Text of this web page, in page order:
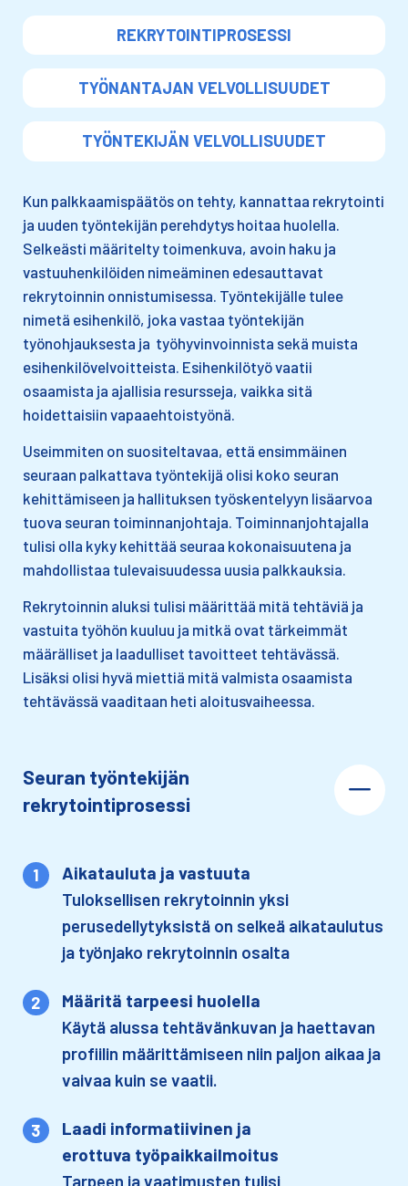
REKRYTOINTIPROSESSI
TYÖNANTAJAN VELVOLLISUUDET
TYÖNTEKIJÄN VELVOLLISUUDET
Kun palkkaamispäätös on tehty, kannattaa rekrytointi
ja uuden työntekijän perehdytys hoitaa huolella.
Selkeästi määritelty toimenkuva, avoin haku ja
vastuuhenkilöiden nimeäminen edesauttavat
rekrytoinnin onnistumisessa. Työntekijälle tulee
nimetä esihenkilö, joka vastaa työntekijän
työnohjauksesta ja työhyvinvoinnista sekä muista
esihenkilövelvoitteista. Esihenkilötyö vaatii
osaamista ja ajallisia resursseja, vaikka sitä
hoidettaisiin vapaaehtoistyönä.
Useimmiten on suositeltavaa, että ensimmäinen
seuraan palkattava työntekijä olisi koko seuran
kehittämiseen ja hallituksen työskentelyyn lisäarvoa
tuova seuran toiminnanjohtaja. Toiminnanjohtajalla
tulisi olla kyky kehittää seuraa kokonaisuutena ja
mahdollistaa tulevaisuudessa uusia palkkauksia.
Rekrytoinnin aluksi tulisi määrittää mitä tehtäviä ja
vastuita työhön kuuluu ja mitkä ovat tärkeimmät
määrälliset ja laadulliset tavoitteet tehtävässä.
Lisäksi olisi hyvä miettiä ​mitä valmista osaamista
tehtävässä vaaditaan heti aloitusvaiheessa.
Seuran työntekijän
rekrytointiprosessi
Aikatauluta ja vastuuta​
Tuloksellisen rekrytoinnin yksi
perusedellytyksistä on selkeä aikataulutus
ja työnjako rekrytoinnin osalta​
Määritä tarpeesi huolella​
Käytä alussa tehtävänkuvan ja haettavan
profiilin määrittämiseen niin paljon aikaa ja
vaivaa kuin se vaatii.​
Laadi informatiivinen ja
erottuva työpaikkailmoitus​
Tarpeen ja vaatimusten tulisi